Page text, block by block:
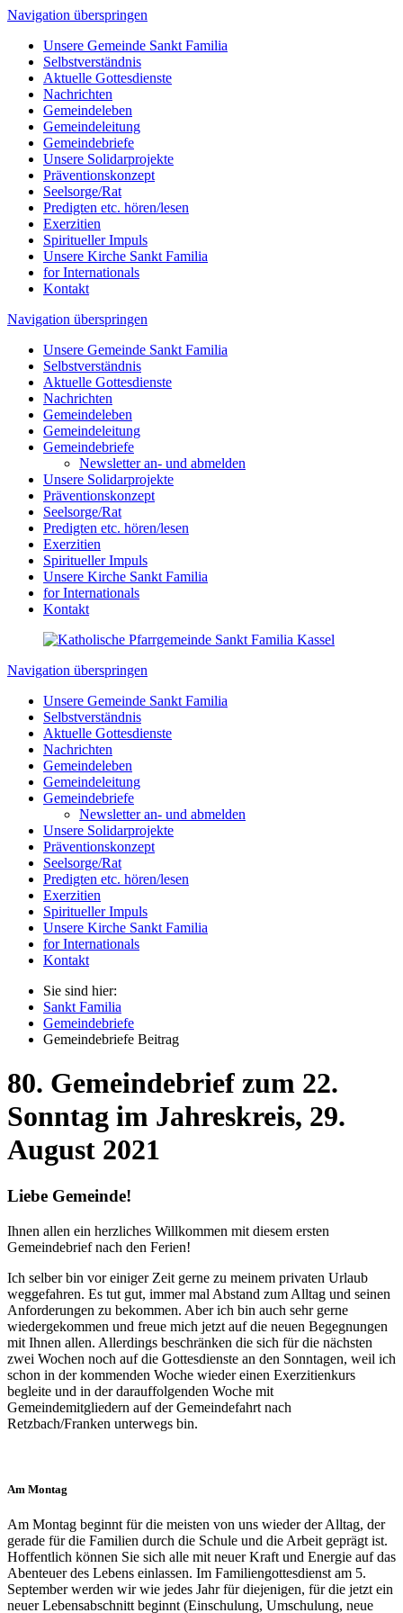
Navigation überspringen
Unsere Gemeinde Sankt Familia
Selbstverständnis
Aktuelle Gottesdienste
Nachrichten
Gemeindeleben
Gemeindeleitung
Gemeindebriefe
Unsere Solidarprojekte
Präventionskonzept
Seelsorge/Rat
Predigten etc. hören/lesen
Exerzitien
Spiritueller Impuls
Unsere Kirche Sankt Familia
for Internationals
Kontakt
Navigation überspringen
Unsere Gemeinde Sankt Familia
Selbstverständnis
Aktuelle Gottesdienste
Nachrichten
Gemeindeleben
Gemeindeleitung
Gemeindebriefe
Newsletter an- und abmelden
Unsere Solidarprojekte
Präventionskonzept
Seelsorge/Rat
Predigten etc. hören/lesen
Exerzitien
Spiritueller Impuls
Unsere Kirche Sankt Familia
for Internationals
Kontakt
Navigation überspringen
Unsere Gemeinde Sankt Familia
Selbstverständnis
Aktuelle Gottesdienste
Nachrichten
Gemeindeleben
Gemeindeleitung
Gemeindebriefe
Newsletter an- und abmelden
Unsere Solidarprojekte
Präventionskonzept
Seelsorge/Rat
Predigten etc. hören/lesen
Exerzitien
Spiritueller Impuls
Unsere Kirche Sankt Familia
for Internationals
Kontakt
Sie sind hier:
Sankt Familia
Gemeindebriefe
Gemeindebriefe Beitrag
80. Gemeindebrief zum 22.
Sonntag im Jahreskreis, 29.
August 2021
Liebe Gemeinde!
Ihnen allen ein herzliches Willkommen mit diesem ersten
Gemeindebrief nach den Ferien!
Ich selber bin vor einiger Zeit gerne zu meinem privaten Urlaub
weggefahren. Es tut gut, immer mal Abstand zum Alltag und seinen
Anforderungen zu bekommen. Aber ich bin auch sehr gerne
wiedergekommen und freue mich jetzt auf die neuen Begegnungen
mit Ihnen allen. Allerdings beschränken die sich für die nächsten
zwei Wochen noch auf die Gottesdienste an den Sonntagen, weil ich
schon in der kommenden Woche wieder einen Exerzitienkurs
begleite und in der darauffolgenden Woche mit
Gemeindemitgliedern auf der Gemeindefahrt nach
Retzbach/Franken unterwegs bin.
Am Montag
Am Montag beginnt für die meisten von uns wieder der Alltag, der
gerade für die Familien durch die Schule und die Arbeit geprägt ist.
Hoffentlich können Sie sich alle mit neuer Kraft und Energie auf das
Abenteuer des Lebens einlassen. Im Familiengottesdienst am 5.
September werden wir wie jedes Jahr für diejenigen, für die jetzt ein
neuer Lebensabschnitt beginnt (Einschulung, Umschulung, neue